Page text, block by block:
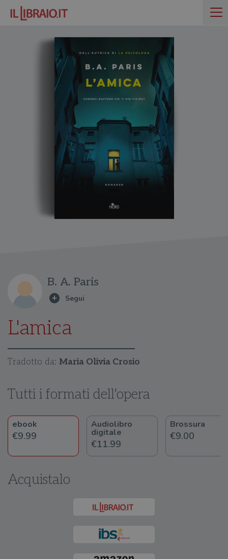
B. A. Paris
L'amica
Tradotto da: Maria Olivia Crosio
Tutti i formati dell'opera
ebook
€9.99
Audiolibro
digitale
€11.99
Brossura
€9.00
Acquistalo